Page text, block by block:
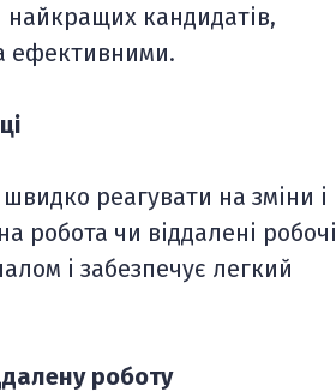
кандидатів,
ефективними.
реагувати на зміни і
робота чи віддалені робочі
і забезпечує легкий
роботу